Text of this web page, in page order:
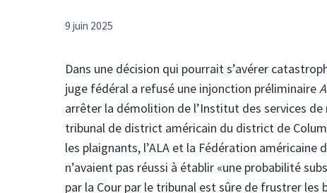
9 juin 2025
Dans une décision qui pourrait s’avérer
juge fédéral a refusé une injonction préliminaire
arrêter la démolition de l’Institut des services
tribunal de district américain du district de
les plaignants, l’ALA et la Fédération américaine
n’avaient pas réussi à établir «une probabilité
par la Cour par le tribunal est sûre de frustrer